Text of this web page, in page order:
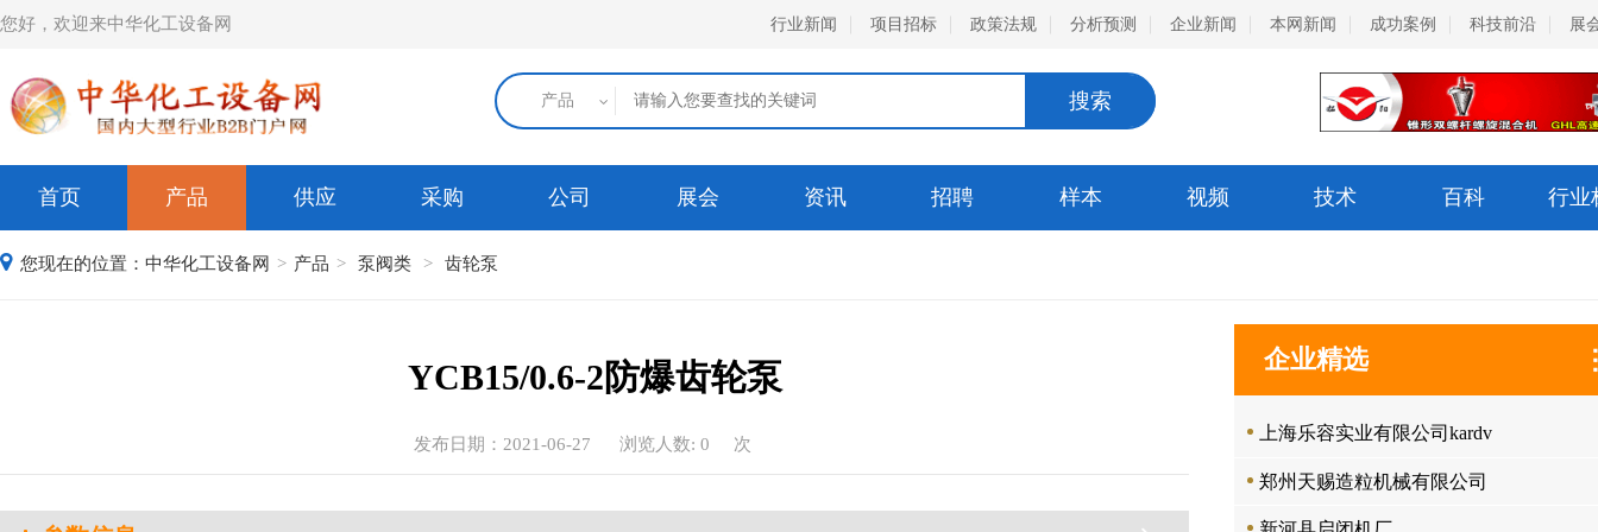
您好，欢迎来中华化工设备网 行业新闻 项目招标 政策法规 分析预测 企业新闻 本网新闻 成功案例 科技前沿 展
产品 搜索
首页 产品 供应 采购 公司 展会 资讯 招聘 样本 视频 技术 百科 行业
您现在的位置： 中华化工设备网 > 产品 > 泵阀类 > 齿轮泵
YCB15/0.6-2防爆齿轮泵
发布日期：2021-06-27 浏览人数: 0 次
企业精选
上海乐容实业有限公司kardv
郑州天赐造粒机械有限公司